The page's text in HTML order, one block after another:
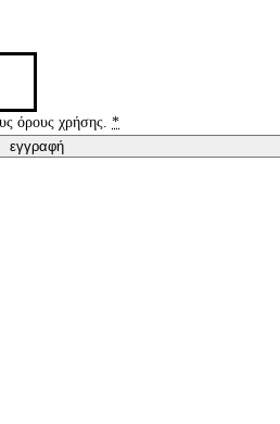
όρους χρήσης.*
εγγραφή